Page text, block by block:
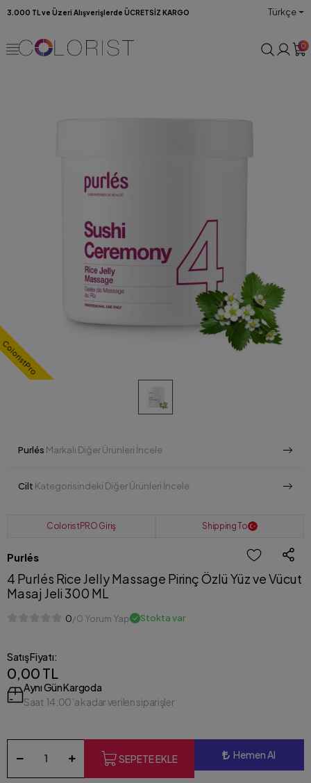
3.000 TL ve Üzeri Alışverişlerde ÜCRETSİZ KARGO Türkçe
0
ColoristPro
Purlés Markalı Diğer Ürünleri İncele
Cilt Kategorisindeki Diğer Ürünleri İncele
ColoristPRO Giriş Shipping To
Purlés
4 Purlés Rice Jelly Massage Pirinç Özlü Yüz ve Vücut
Masaj Jeli 300 ML
0/0 Yorum Yap Stokta var
Satış Fiyatı:
0,00 TL
Aynı Gün Kargoda
Saat 14:00’a kadar verilen siparişler
SEPETE EKLE Hemen Al